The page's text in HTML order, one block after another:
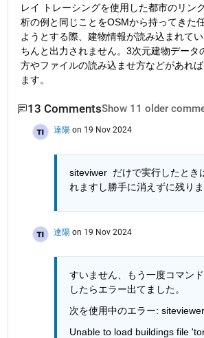
レイ トレーシングを使用した都市のリン
析の例と同じことをOSMから持ってきた
ようとする際、建物情報が読み込まれて
ちんと出力されません。3次元建物データ
方やファイルの読み込ませ方などがあれ
ます。
13 CommentsShow 11 older
達陽 on 19 Nov 2024
siteviwer  だけで実行したとき
れますし勝手に消えずに残り
達陽 on 19 Nov 2024
すいません、もう一度コマン
したらエラー出てました。
次を使用中のエラー: siteviewer
Unable to load buildings file